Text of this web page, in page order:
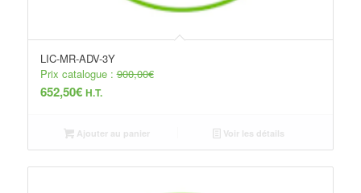
LIC-MR-ADV-3Y
Prix catalogue :900,00€
652,50€ H.T.
Ajouter au panier Voir les détails